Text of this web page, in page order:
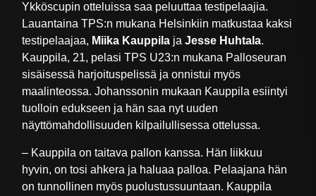
Ykköscupin otteluissa saa peluuttaa testipelaajia.
Lauantaina TPS:n mukana Helsinkiin matkustaa kaksi
testipelaajaa, Miika Kauppila jaJesse Huhtala.
Kauppila, 21, pelasi TPS U23:n mukana Palloseuran
sisäisessä harjoituspelissä ja onnistui myös
maalinteossa. Johanssonin mukaan Kauppila esiintyi
tuolloin edukseen ja hän saa nyt uuden
näyttömahdollisuuden kilpailullisessa ottelussa.
– Kauppila on taitava pallon kanssa. Hän liikkuu
hyvin, on tosi ahkera ja haluaa palloa. Pelaajana hän
on tunnollinen myös puolustussuuntaan. Kauppila